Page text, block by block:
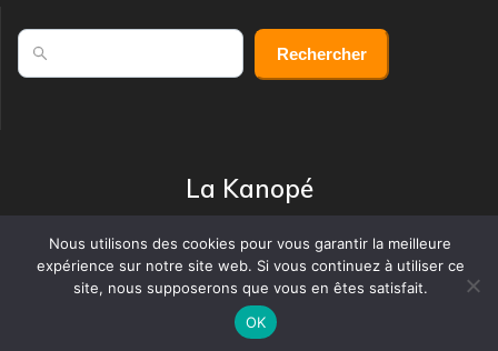
Rechercher
Rechercher
La Kanopé
Construit avec Wordpress par Bernard
© 2026 La Kanope
Nous utilisons des cookies pour vous garantir la meilleure
expérience sur notre site web. Si vous continuez à utiliser ce
site, nous supposerons que vous en êtes satisfait.
OK